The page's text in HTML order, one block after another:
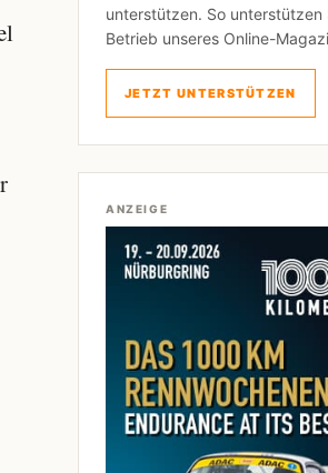
unterstützen. So unterstützen
Betrieb unseres Online-
JETZT UNTERSTÜTZEN
ANZEIGE